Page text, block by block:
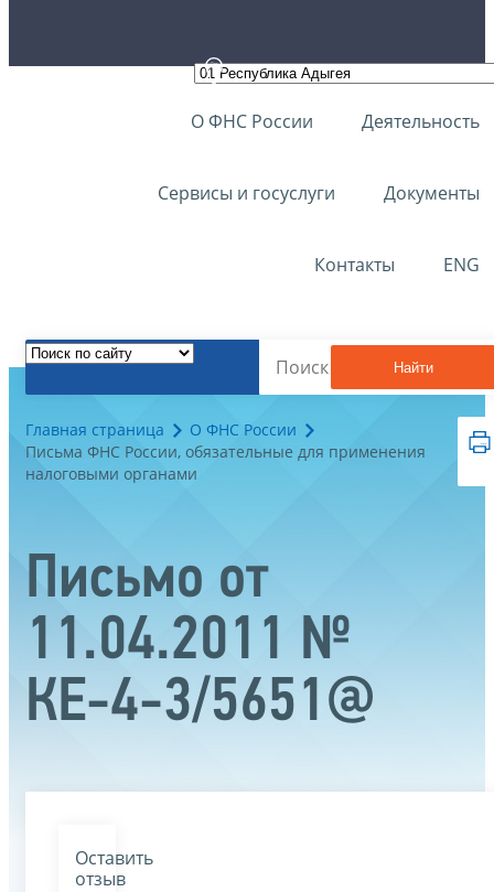
О ФНС России Деятельность
Сервисы и госуслуги Документы
Контакты ENG
Найти
Главная страница
О ФНС России
Письма ФНС России, обязательные для применения
налоговыми органами
Письмо от
11.04.2011 №
КЕ-4-3/5651@
Оставить
отзыв